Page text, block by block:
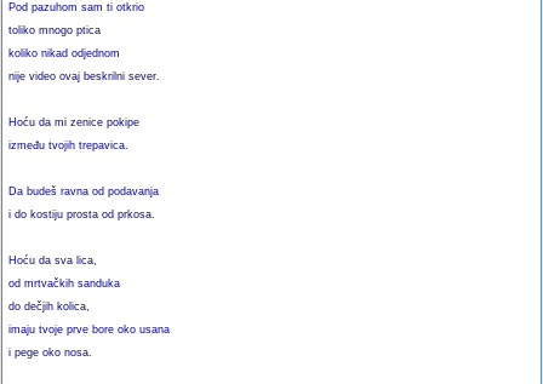
Pod pazuhom sam ti otkrio
toliko mnogo ptica
koliko nikad odjednom
nije video ovaj beskrilni sever.
Hoću da mi zenice pokipe
između tvojih trepavica.
Da budeš ravna od podavanja
i do kostiju prosta od prkosa.
Hoću da sva lica,
od mrtvačkih sanduka
do dečjih kolica,
imaju tvoje prve bore oko usana
i pege oko nosa.